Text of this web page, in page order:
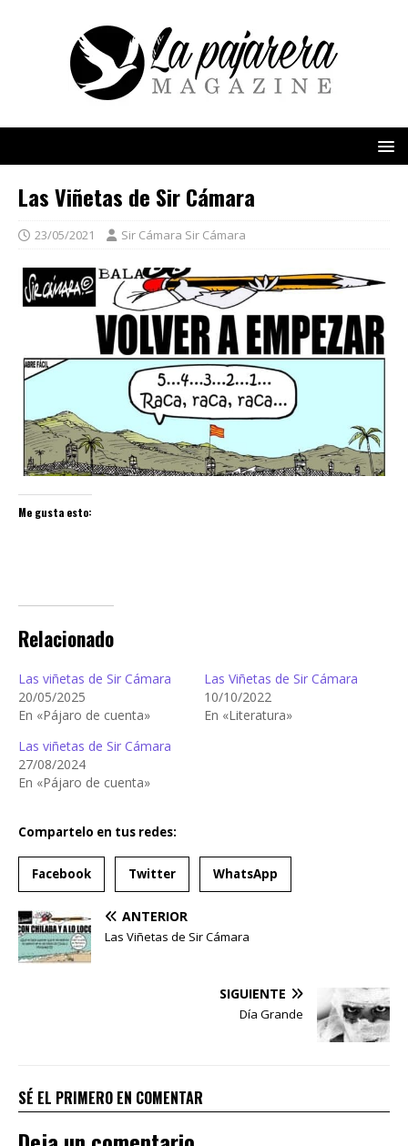
Las Viñetas de Sir Cámara
23/05/2021 Sir Cámara Sir Cámara
Me gusta esto:
Relacionado
Las viñetas de Sir Cámara
20/05/2025
En «Pájaro de cuenta»
Las Viñetas de Sir Cámara
10/10/2022
En «Literatura»
Las viñetas de Sir Cámara
27/08/2024
En «Pájaro de cuenta»
Compartelo en tus redes:
Facebook Twitter WhatsApp
ANTERIOR
Las Viñetas de Sir Cámara
SIGUIENTE
Día Grande
SÉ EL PRIMERO EN COMENTAR